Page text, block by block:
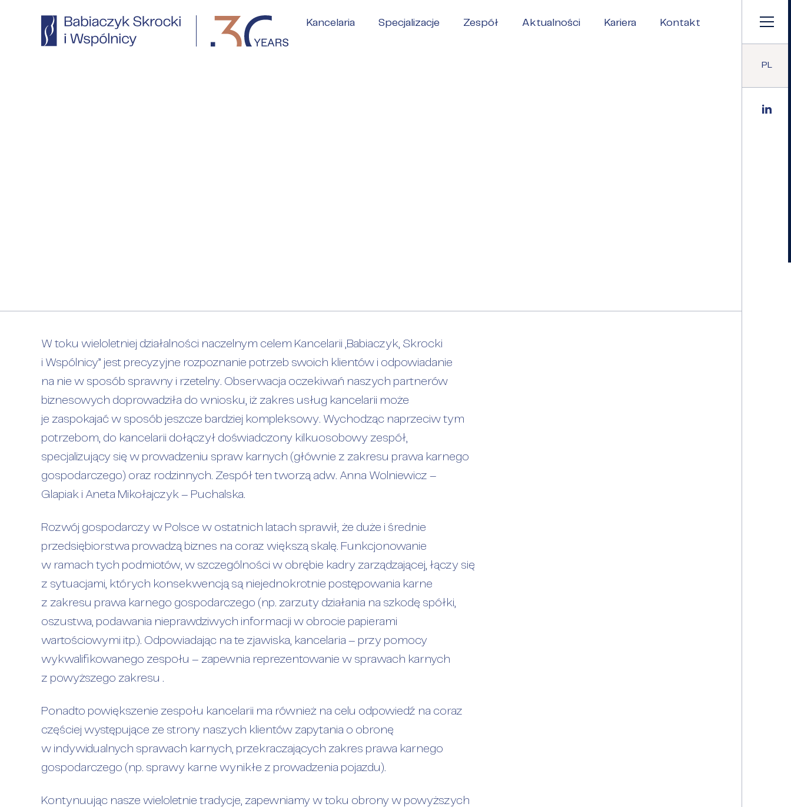
Kancelaria Specjalizacje Zespół Aktualności Kariera Kontakt
PL
Rozszerzamy zakres usług
W toku wieloletniej działalności naczelnym celem Kancelarii „Babiaczyk, Skrocki
i Wspólnicy” jest precyzyjne rozpoznanie potrzeb swoich klientów i odpowiadanie
na nie w sposób sprawny i rzetelny. Obserwacja oczekiwań naszych partnerów
biznesowych doprowadziła do wniosku, iż zakres usług kancelarii może
je zaspokajać w sposób jeszcze bardziej kompleksowy. Wychodząc naprzeciw tym
potrzebom, do kancelarii dołączył doświadczony kilkuosobowy zespół,
specjalizujący się w prowadzeniu spraw karnych (głównie z zakresu prawa karnego
gospodarczego) oraz rodzinnych. Zespół ten tworzą adw. Anna Wolniewicz –
Glapiak i Aneta Mikołajczyk – Puchalska.
Rozwój gospodarczy w Polsce w ostatnich latach sprawił, że duże i średnie
przedsiębiorstwa prowadzą biznes na coraz większą skalę. Funkcjonowanie
w ramach tych podmiotów, w szczególności w obrębie kadry zarządzającej, łączy się
z sytuacjami, których konsekwencją są niejednokrotnie postępowania karne
z zakresu prawa karnego gospodarczego (np. zarzuty działania na szkodę spółki,
oszustwa, podawania nieprawdziwych informacji w obrocie papierami
wartościowymi itp.). Odpowiadając na te zjawiska, kancelaria – przy pomocy
wykwalifikowanego zespołu – zapewnia reprezentowanie w sprawach karnych
z powyższego zakresu .
Ponadto powiększenie zespołu kancelarii ma również na celu odpowiedź na coraz
częściej występujące ze strony naszych klientów zapytania o obronę
w indywidualnych sprawach karnych, przekraczających zakres prawa karnego
gospodarczego (np. sprawy karne wynikłe z prowadzenia pojazdu).
Kontynuując nasze wieloletnie tradycje, zapewniamy w toku obrony w powyższych